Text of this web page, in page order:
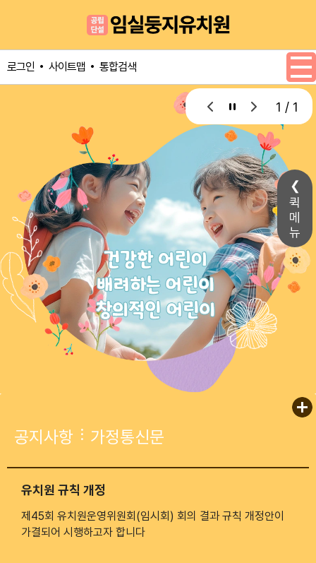
퀵
메
뉴
로그인 사이트맵 통합검색
1 / 1
공지사항 가정통신문
유치원 규칙 개정
제45회 유치원운영위원회(임시회) 회의 결과 규칙 개정안이
가결되어 시행하고자 합니다